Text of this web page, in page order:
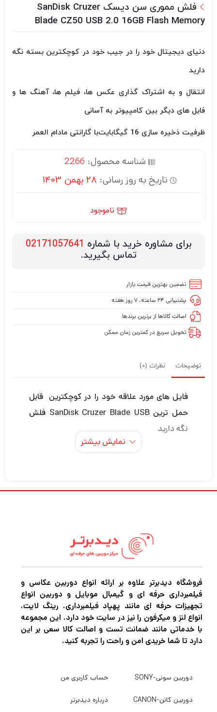
فلش مموری سن دیسک SanDisk Cruzer
Blade CZ50 USB 2.0 16GB Flash Memory
دنیای دیجیتال خود را در جیب خود در کوچکترین بسته نگه
دارید
انتقال و به اشتراک گذاری عکس ها، فیلم ها، آهنگ ها و
فایل های دیگر بین کامپیوتر به آسانی
ظرفیت ذخیره سازی 16 گیگابایت با گارانتی مادام العمر
شناسه محصول: 2266
تاریخ به روز رسانی: 28 بهمن 1403
ناموجود
برای مشاوره خرید با شماره 02171057641
تماس بگیرید.
تضمین بهترین قیمت بازار
پشتیبانی ۲۴ ساعته، ۷ روز هفته
اصالت کالاها از برترین برندها
تحویل سریع در کمترین زمان ممکن
توضیحات نظرات (0)
فایل های مورد علاقه خود را در کوچکترین قابل
حمل ترین SanDisk Cruzer Blade USB فلش
نگه دارید
ذخیره، انتقال و دانلود محتوای دیجیتال خود از
به سادگی تصاویر، آهنگ ها و سایر فایل های
سرگرم کننده خود را بر روی SanDisk Cruzer
اشتراک بگذارید.
همه در کوچکترین فلش در SanDisk ساخته شده
اند تا در جیب شما نگه داشته شوند
نمایش بیشتر
فروشگاه دیدبرتر علاوه بر ارائه انواع دوربین عکاسی و
فیلمبرداری حرفه ای و گیمبال موبایل و دوربین انواع
تجهیزات حرفه ای مانند پهپاد فیلمبرداری، رینگ لایت،
انواع لنز و میکرفون را نیز در سایت خود دارد. این مجموعه
با خدماتی مانند ضمانت تست و اصالت کالا سعی بر این
دارد تا شما خریدی امن و راحت را تجربه کنید.
دوربین سونی-SONY
دوربین کانن-CANON
حساب کاربری من
درباره دیدبرتر